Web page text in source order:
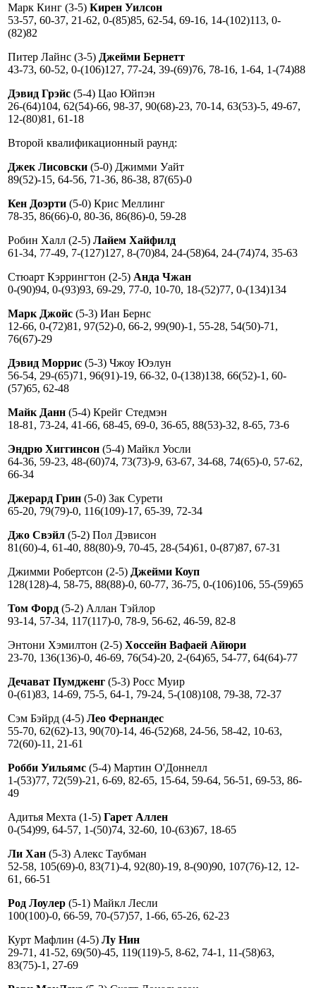
Марк Кинг (3-5) Кирен Уилсон
53-57, 60-37, 21-62, 0-(85)85, 62-54, 69-16, 14-(102)113, 0-
(82)82
Питер Лайнс (3-5) Джейми Бернетт
43-73, 60-52, 0-(106)127, 77-24, 39-(69)76, 78-16, 1-64, 1-(74)88
Дэвид Грэйс (5-4) Цао Юйпэн
26-(64)104, 62(54)-66, 98-37, 90(68)-23, 70-14, 63(53)-5, 49-67,
12-(80)81, 61-18
Второй квалификационный раунд:
Джек Лисовски (5-0) Джимми Уайт
89(52)-15, 64-56, 71-36, 86-38, 87(65)-0
Кен Доэрти (5-0) Крис Меллинг
78-35, 86(66)-0, 80-36, 86(86)-0, 59-28
Робин Халл (2-5) Лайем Хайфилд
61-34, 77-49, 7-(127)127, 8-(70)84, 24-(58)64, 24-(74)74, 35-63
Стюарт Кэррингтон (2-5) Анда Чжан
0-(90)94, 0-(93)93, 69-29, 77-0, 10-70, 18-(52)77, 0-(134)134
Марк Джойс (5-3) Иан Бернс
12-66, 0-(72)81, 97(52)-0, 66-2, 99(90)-1, 55-28, 54(50)-71,
76(67)-29
Дэвид Моррис (5-3) Чжоу Юэлун
56-54, 29-(65)71, 96(91)-19, 66-32, 0-(138)138, 66(52)-1, 60-
(57)65, 62-48
Майк Данн (5-4) Крейг Стедмэн
18-81, 73-24, 41-66, 68-45, 69-0, 36-65, 88(53)-32, 8-65, 73-6
Эндрю Хиггинсон (5-4) Майкл Уосли
64-36, 59-23, 48-(60)74, 73(73)-9, 63-67, 34-68, 74(65)-0, 57-62,
66-34
Джерард Грин (5-0) Зак Сурети
65-20, 79(79)-0, 116(109)-17, 65-39, 72-34
Джо Свэйл (5-2) Пол Дэвисон
81(60)-4, 61-40, 88(80)-9, 70-45, 28-(54)61, 0-(87)87, 67-31
Джимми Робертсон (2-5) Джейми Коуп
128(128)-4, 58-75, 88(88)-0, 60-77, 36-75, 0-(106)106, 55-(59)65
Том Форд (5-2) Аллан Тэйлор
93-14, 57-34, 117(117)-0, 78-9, 56-62, 46-59, 82-8
Энтони Хэмилтон (2-5) Хоссейн Вафаей Айюри
23-70, 136(136)-0, 46-69, 76(54)-20, 2-(64)65, 54-77, 64(64)-77
Дечават Пумдженг (5-3) Росс Муир
0-(61)83, 14-69, 75-5, 64-1, 79-24, 5-(108)108, 79-38, 72-37
Сэм Бэйрд (4-5) Лео Фернандес
55-70, 62(62)-13, 90(70)-14, 46-(52)68, 24-56, 58-42, 10-63,
72(60)-11, 21-61
Робби Уильямс (5-4) Мартин О'Доннелл
1-(53)77, 72(59)-21, 6-69, 82-65, 15-64, 59-64, 56-51, 69-53, 86-
49
Адитья Мехта (1-5) Гарет Аллен
0-(54)99, 64-57, 1-(50)74, 32-60, 10-(63)67, 18-65
Ли Хан (5-3) Алекс Таубман
52-58, 105(69)-0, 83(71)-4, 92(80)-19, 8-(90)90, 107(76)-12, 12-
61, 66-51
Род Лоулер (5-1) Майкл Лесли
100(100)-0, 66-59, 70-(57)57, 1-66, 65-26, 62-23
Курт Мафлин (4-5) Лу Нин
29-71, 41-52, 69(50)-45, 119(119)-5, 8-62, 74-1, 11-(58)63,
83(75)-1, 27-69